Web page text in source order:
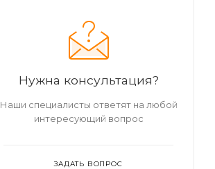
Нужна консультация?
Наши специалисты ответят на любой
интересующий вопрос
ЗАДАТЬ ВОПРОС